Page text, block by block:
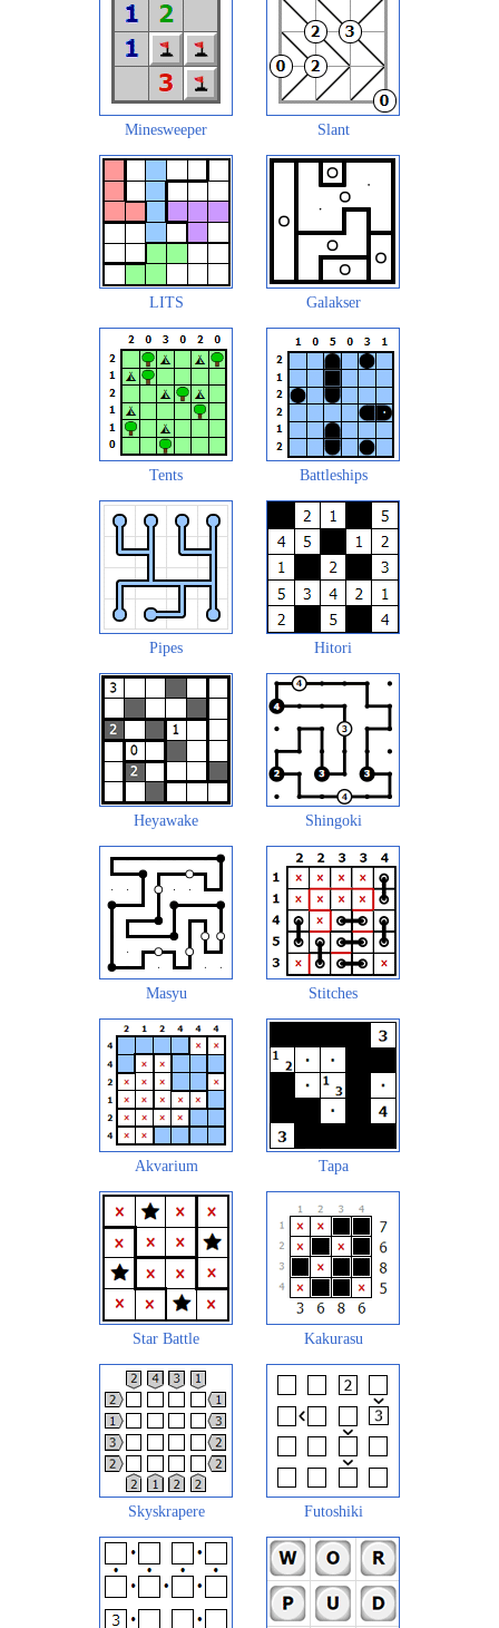
Minesweeper Slant
LITS Galakser
Tents Battleships
Pipes Hitori
Heyawake Shingoki
Masyu Stitches
Akvarium Tapa
Star Battle Kakurasu
Skyskrapere Futoshiki